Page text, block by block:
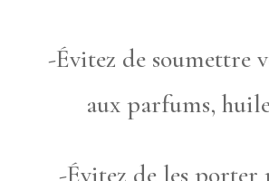
-Évitez de soumettre
aux parfums,
-Évitez de les porter